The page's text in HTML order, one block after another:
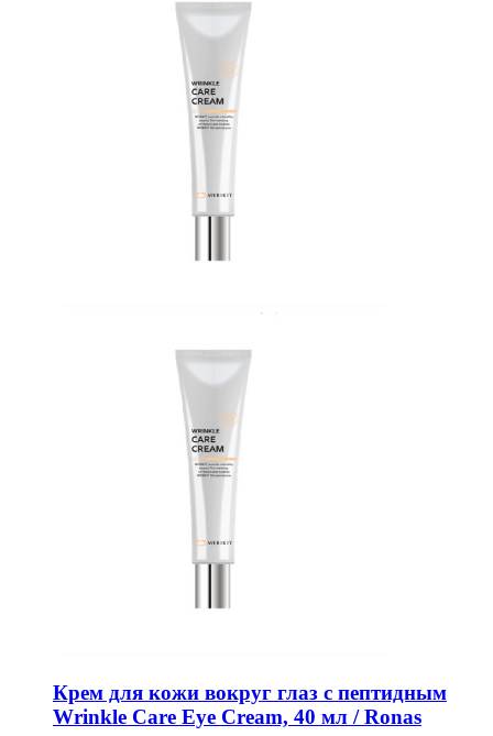
Крем для кожи вокруг глаз с пептидным
Wrinkle Care Eye Cream, 40 мл / Ronas